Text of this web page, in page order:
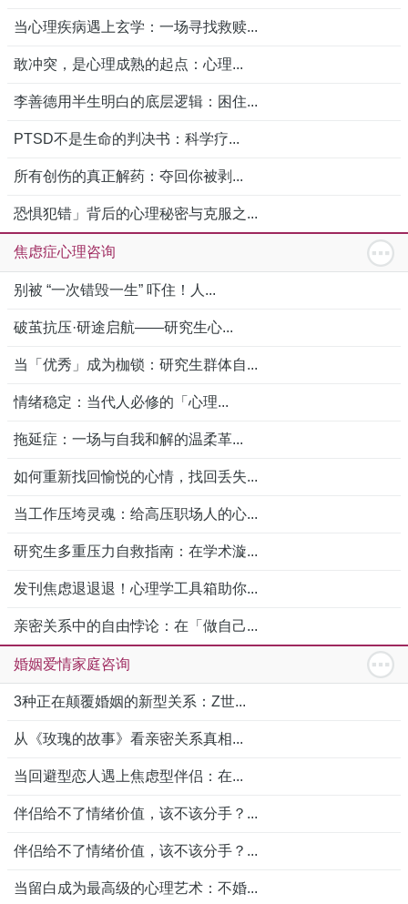
当心理疾病遇上玄学：一场寻找救赎...
敢冲突，是心理成熟的起点：心理...
李善德用半生明白的底层逻辑：困住...
PTSD不是生命的判决书：科学疗...
所有创伤的真正解药：夺回你被剥...
恐惧犯错」背后的心理秘密与克服之...
焦虑症心理咨询
别被 “一次错毁一生” 吓住！人...
破茧抗压·研途启航——研究生心...
当「优秀」成为枷锁：研究生群体自...
情绪稳定：当代人必修的「心理...
拖延症：一场与自我和解的温柔革...
如何重新找回愉悦的心情，找回丢失...
当工作压垮灵魂：给高压职场人的心...
研究生多重压力自救指南：在学术漩...
发刊焦虑退退退！心理学工具箱助你...
亲密关系中的自由悖论：在「做自己...
婚姻爱情家庭咨询
3种正在颠覆婚姻的新型关系：Z世...
从《玫瑰的故事》看亲密关系真相...
当回避型恋人遇上焦虑型伴侣：在...
伴侣给不了情绪价值，该不该分手？...
伴侣给不了情绪价值，该不该分手？...
当留白成为最高级的心理艺术：不婚...